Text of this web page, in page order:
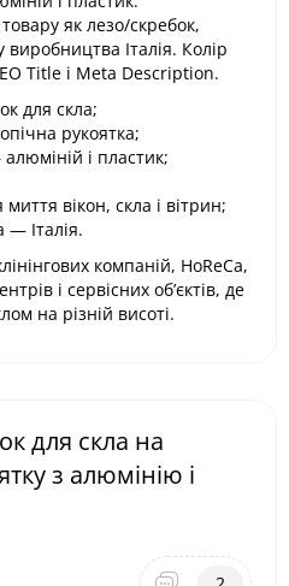
як лезо/скребок,
виробництва Італія. Колір
Title і Meta Description.
для скла;
рукоятка;
і пластик;
вікон, скла і вітрин;
— Італія.
компаній, HoReCa,
і сервісних об’єктів, де
на різній висоті.
для скла на
з алюмінію і